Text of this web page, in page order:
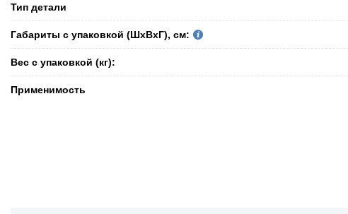
Тип детали
Габариты с упаковкой (ШxВxГ), см:
Вес с упаковкой (кг):
Применимость